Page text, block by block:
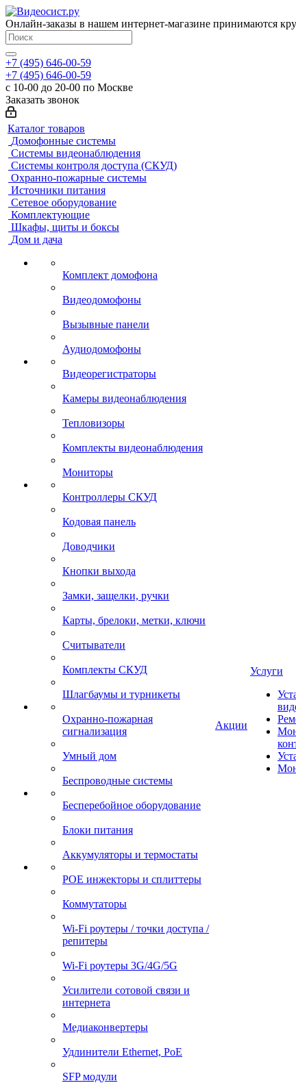
Онлайн-заказы в нашем интернет-магазине принимаются
+7 (495) 646-00-59
+7 (495) 646-00-59
с 10-00 до 20-00 по Москве
Заказать звонок
Каталог товаров
Домофонные системы
Системы видеонаблюдения
Системы контроля доступа (СКУД)
Охранно-пожарные системы
Источники питания
Сетевое оборудование
Комплектующие
Шкафы, щиты и боксы
Дом и дача
Комплект домофона
Видеодомофоны
Вызывные панели
Аудиодомофоны
Видеорегистраторы
Камеры видеонаблюдения
Тепловизоры
Комплекты видеонаблюдения
Мониторы
Контроллеры СКУД
Кодовая панель
Доводчики
Кнопки выхода
Замки, защелки, ручки
Карты, брелоки, метки, ключи
Считыватели
Комплекты СКУД
Шлагбаумы и турникеты
Охранно-пожарная
сигнализация
Умный дом
Беспроводные системы
Бесперебойное оборудование
Блоки питания
Аккумуляторы и термостаты
POE инжекторы и сплиттеры
Коммутаторы
Wi-Fi роутеры / точки доступа /
репитеры
Wi-Fi роутеры 3G/4G/5G
Усилители сотовой связи и
интернета
Медиаконвертеры
Удлинители Ethernet, PoE
SFP модули
Акции
Услуги